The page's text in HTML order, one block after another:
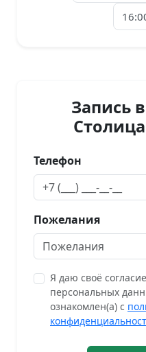
Запись
Телефон
Пожелания
Я даю своё
персональных
ознакомлен(а) с